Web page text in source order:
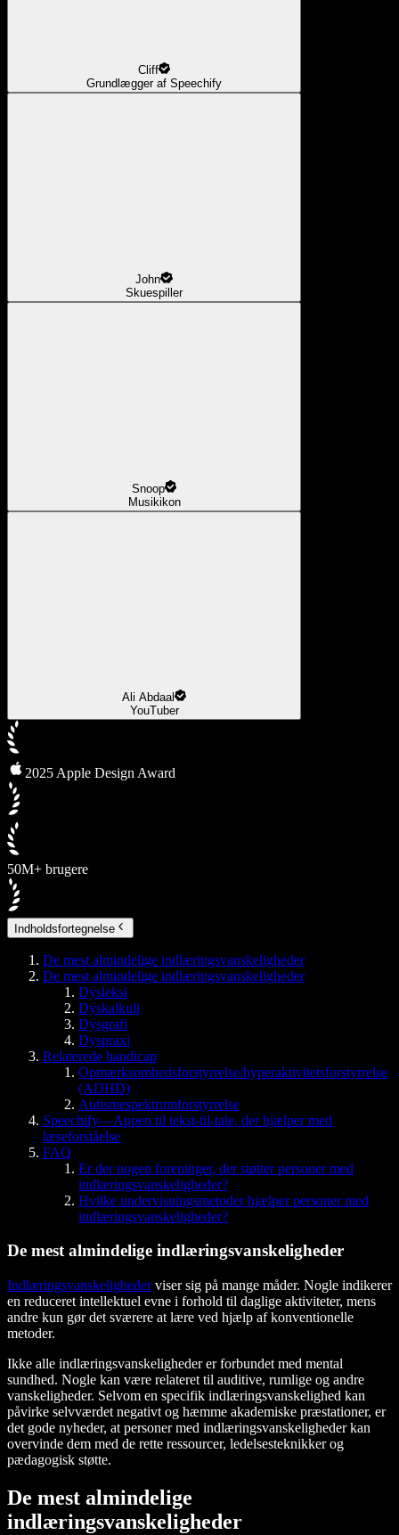
Cliff
Grundlægger af Speechify
John
Skuespiller
Snoop
Musikikon
Ali Abdaal
YouTuber
2025 Apple Design Award
50M+ brugere
Indholdsfortegnelse
De mest almindelige indlæringsvanskeligheder
De mest almindelige indlæringsvanskeligheder
Dysleksi
Dyskalkuli
Dysgrafi
Dyspraxi
Relaterede handicap
Opmærksomhedsforstyrrelse/hyperaktivitetsforstyrrelse
(ADHD)
Autismespektrumforstyrrelse
Speechify—Appen til tekst-til-tale, der hjælper med
læseforståelse
FAQ
Er der nogen foreninger, der støtter personer med
indlæringsvanskeligheder?
Hvilke undervisningsmetoder hjælper personer med
indlæringsvanskeligheder?
De mest almindelige indlæringsvanskeligheder
Indlæringsvanskelighederviser sig på mange måder. Nogle indikerer
en reduceret intellektuel evne i forhold til daglige aktiviteter, mens
andre kun gør det sværere at lære ved hjælp af konventionelle
metoder.
Ikke alle indlæringsvanskeligheder er forbundet med mental
sundhed. Nogle kan være relateret til auditive, rumlige og andre
vanskeligheder. Selvom en specifik indlæringsvanskelighed kan
påvirke selvværdet negativt og hæmme akademiske præstationer, er
det gode nyheder, at personer med indlæringsvanskeligheder kan
overvinde dem med de rette ressourcer, ledelsesteknikker og
pædagogisk støtte.
De mest almindelige
indlæringsvanskeligheder